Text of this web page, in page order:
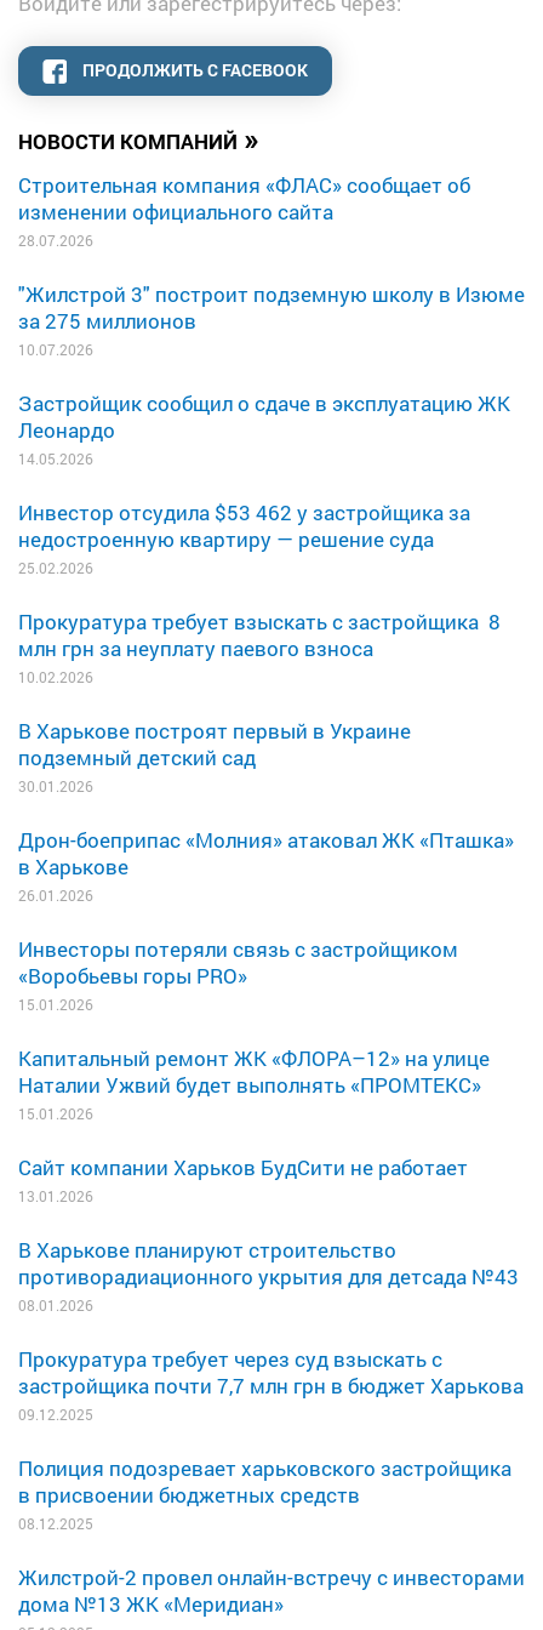
НОВОСТИ КОМПАНИЙ »
Строительная компания «ФЛАС» сообщает об
изменении официального сайта
28.07.2026
"Жилстрой 3" построит подземную школу в Изюме
за 275 миллионов
10.07.2026
Застройщик сообщил о сдаче в эксплуатацию ЖК
Леонардо
14.05.2026
Инвестор отсудила $53 462 у застройщика за
недостроенную квартиру — решение суда
25.02.2026
Прокуратура требует взыскать с застройщика 8
млн грн за неуплату паевого взноса
10.02.2026
В Харькове построят первый в Украине
подземный детский сад
30.01.2026
Дрон-боеприпас «Молния» атаковал ЖК «Пташка»
в Харькове
26.01.2026
Инвесторы потеряли связь с застройщиком
«Воробьевы горы PRO»
15.01.2026
Капитальный ремонт ЖК «ФЛОРА–12» на улице
Наталии Ужвий будет выполнять «ПРОМТЕКС»
15.01.2026
Сайт компании Харьков БудСити не работает
13.01.2026
В Харькове планируют строительство
противорадиационного укрытия для детсада №43
08.01.2026
Прокуратура требует через суд взыскать с
застройщика почти 7,7 млн грн в бюджет Харькова
09.12.2025
Полиция подозревает харьковского застройщика
в присвоении бюджетных средств
08.12.2025
Жилстрой-2 провел онлайн-встречу с инвесторами
дома №13 ЖК «Меридиан»
ПРОДОЛЖИТЬ С FACEBOOK